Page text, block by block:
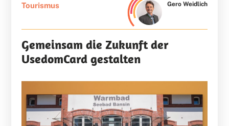
Tourismus Gero Weidlich
Gemeinsam die Zukunft der
UsedomCard gestalten